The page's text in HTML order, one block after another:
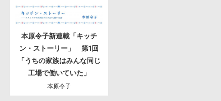
本原令子新連載「キッチ
ン・ストーリー」 第1回
「うちの家族はみんな同じ
工場で働いていた」
本原令子